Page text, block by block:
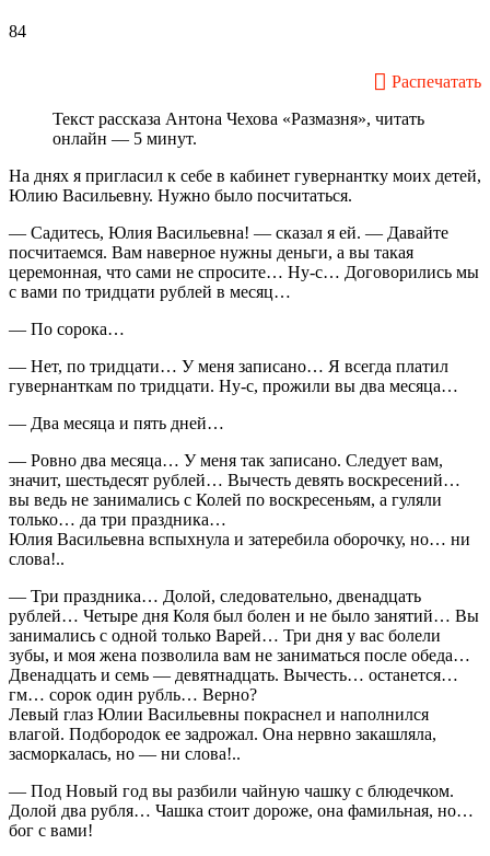
84
Распечатать
Текст рассказа Антона Чехова «Размазня», читать
онлайн — 5 минут.
На днях я пригласил к себе в кабинет гувернантку моих детей,
Юлию Васильевну. Нужно было посчитаться.
— Садитесь, Юлия Васильевна! — сказал я ей. — Давайте
посчитаемся. Вам наверное нужны деньги, а вы такая
церемонная, что сами не спросите… Ну-с… Договорились мы
с вами по тридцати рублей в месяц…
— По сорока…
— Нет, по тридцати… У меня записано… Я всегда платил
гувернанткам по тридцати. Ну-с, прожили вы два месяца…
— Два месяца и пять дней…
— Ровно два месяца… У меня так записано. Следует вам,
значит, шестьдесят рублей… Вычесть девять воскресений…
вы ведь не занимались с Колей по воскресеньям, а гуляли
только… да три праздника…
Юлия Васильевна вспыхнула и затеребила оборочку, но… ни
слова!..
— Три праздника… Долой, следовательно, двенадцать
рублей… Четыре дня Коля был болен и не было занятий… Вы
занимались с одной только Варей… Три дня у вас болели
зубы, и моя жена позволила вам не заниматься после обеда…
Двенадцать и семь — девятнадцать. Вычесть… останется…
гм… сорок один рубль… Верно?
Левый глаз Юлии Васильевны покраснел и наполнился
влагой. Подбородок ее задрожал. Она нервно закашляла,
засморкалась, но — ни слова!..
— Под Новый год вы разбили чайную чашку с блюдечком.
Долой два рубля… Чашка стоит дороже, она фамильная, но…
бог с вами!